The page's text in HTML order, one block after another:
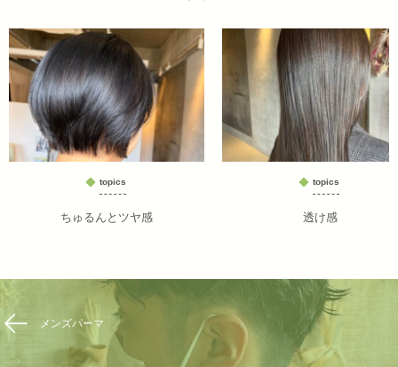
topics
ちゅるんとツヤ感
topics
透け感
メンズパーマ